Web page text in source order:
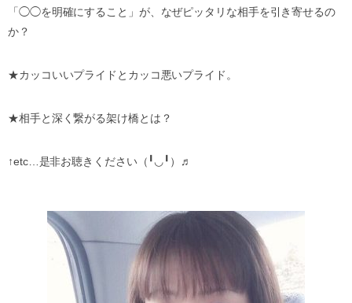
「◯◯を明確にすること」が、なぜピッタリな相手を引き寄せるの
か？
★カッコいいプライドとカッコ悪いプライド。
★相手と深く繋がる架け橋とは？
↑etc…是非お聴きください（╹◡╹）♬